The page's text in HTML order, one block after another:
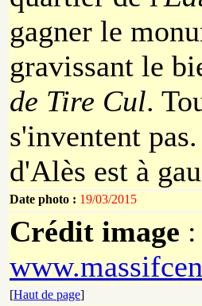
gagner le
gravissant le
de Tire Cul.
s'inventent
d'Alès est à
Date photo : 19/03/2015
Crédit image
[Haut de page]